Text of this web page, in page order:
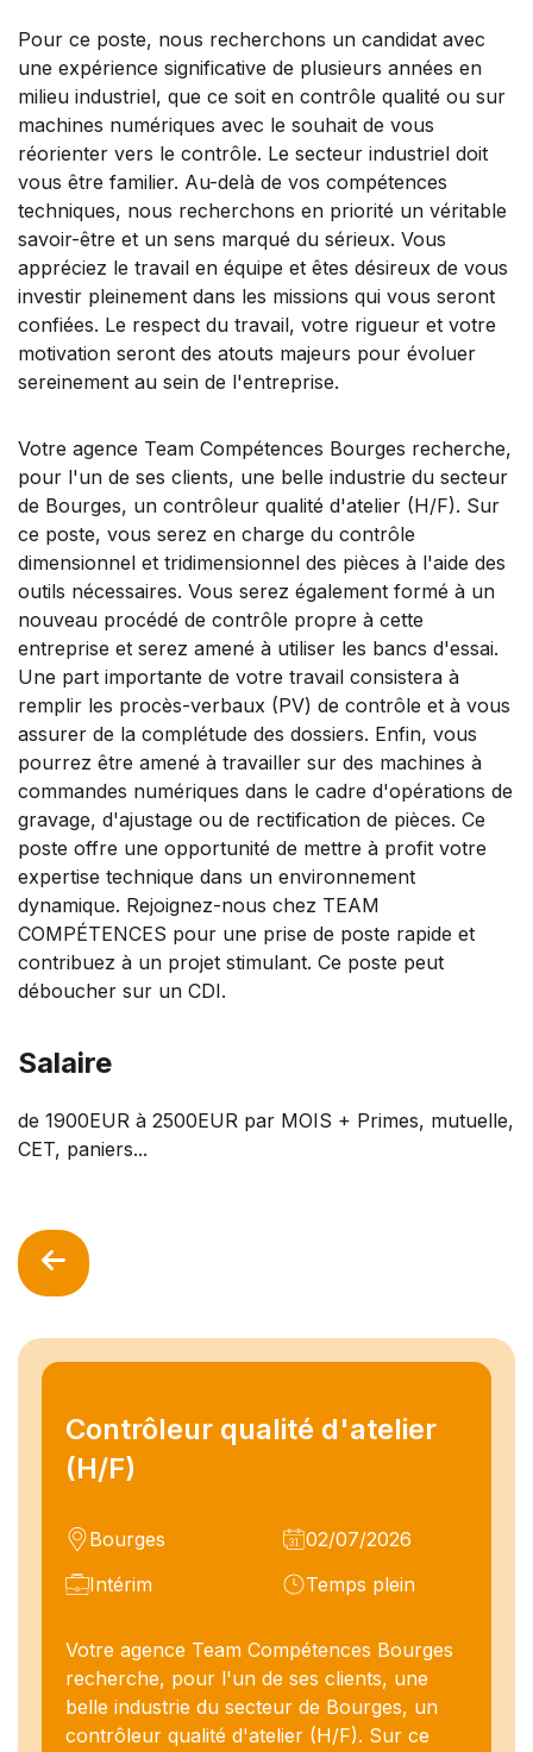
Contrôleur qualité d'atelier
(H/F)
Bourges
02/07/2026
Intérim
Temps plein
Votre agence Team Compétences Bourges
recherche, pour l'un de ses clients, une
belle industrie du secteur de Bourges, un
contrôleur qualité d'atelier (H/F). Sur ce
Pour ce poste, nous recherchons un candidat avec
une expérience significative de plusieurs années en
milieu industriel, que ce soit en contrôle qualité ou sur
machines numériques avec le souhait de vous
réorienter vers le contrôle. Le secteur industriel doit
vous être familier. Au-delà de vos compétences
techniques, nous recherchons en priorité un véritable
savoir-être et un sens marqué du sérieux. Vous
appréciez le travail en équipe et êtes désireux de vous
investir pleinement dans les missions qui vous seront
confiées. Le respect du travail, votre rigueur et votre
motivation seront des atouts majeurs pour évoluer
sereinement au sein de l'entreprise.
Votre agence Team Compétences Bourges recherche,
pour l'un de ses clients, une belle industrie du secteur
de Bourges, un contrôleur qualité d'atelier (H/F). Sur
ce poste, vous serez en charge du contrôle
dimensionnel et tridimensionnel des pièces à l'aide des
outils nécessaires. Vous serez également formé à un
nouveau procédé de contrôle propre à cette
entreprise et serez amené à utiliser les bancs d'essai.
Une part importante de votre travail consistera à
remplir les procès-verbaux (PV) de contrôle et à vous
assurer de la complétude des dossiers. Enfin, vous
pourrez être amené à travailler sur des machines à
commandes numériques dans le cadre d'opérations de
gravage, d'ajustage ou de rectification de pièces. Ce
poste offre une opportunité de mettre à profit votre
expertise technique dans un environnement
dynamique. Rejoignez-nous chez TEAM
COMPÉTENCES pour une prise de poste rapide et
contribuez à un projet stimulant. Ce poste peut
déboucher sur un CDI.
Salaire
de 1900EUR à 2500EUR par MOIS + Primes, mutuelle,
CET, paniers...